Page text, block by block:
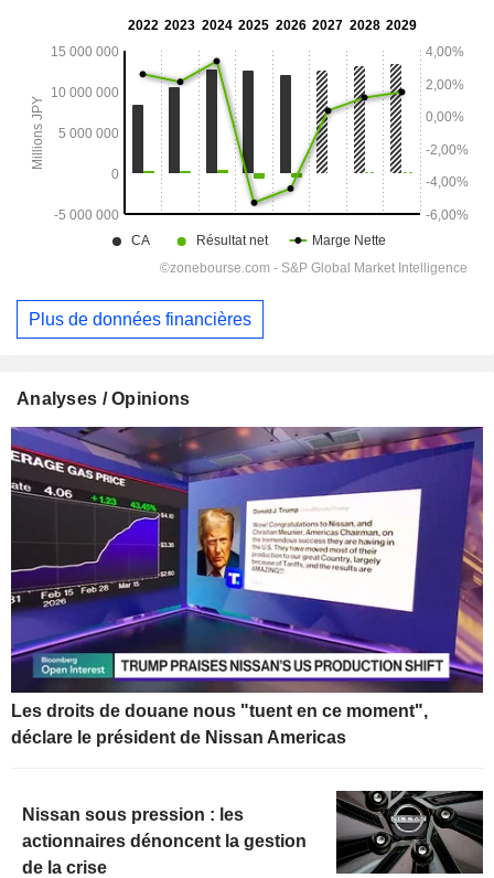
Plus de données financières
Analyses / Opinions
Les droits de douane nous "tuent en ce moment",
déclare le président de Nissan Americas
Nissan sous pression : les
actionnaires dénoncent la gestion
de la crise